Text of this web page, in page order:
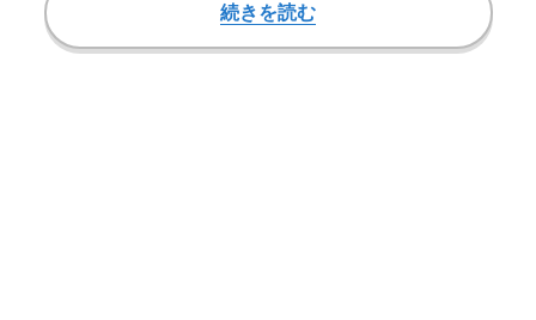
続きを読む